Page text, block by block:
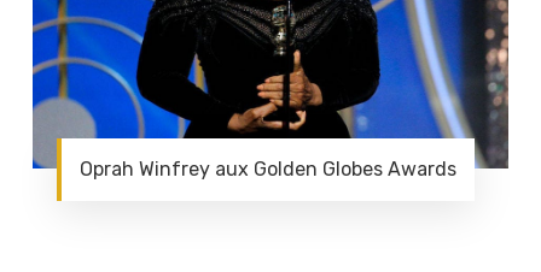
Oprah Winfrey aux Golden Globes Awards